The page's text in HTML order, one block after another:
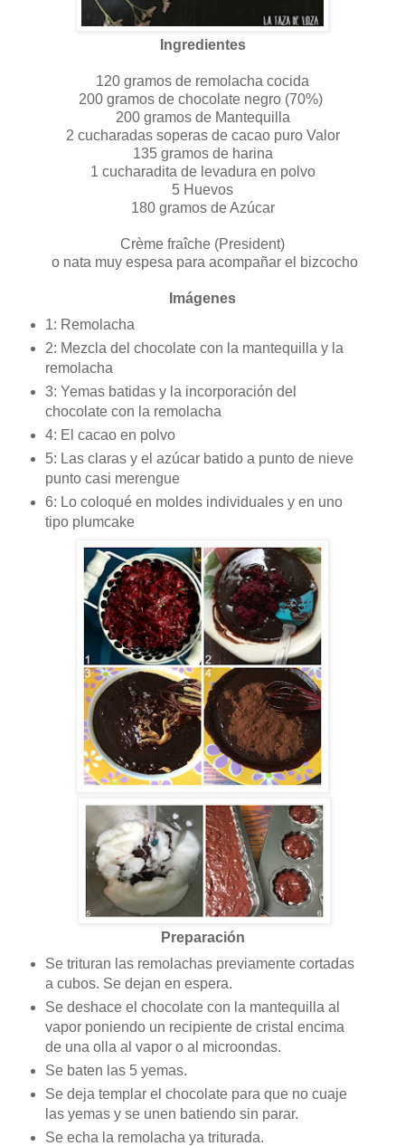
Ingredientes
120 gramos de remolacha cocida
200 gramos de chocolate negro (70%)
200 gramos de Mantequilla
2 cucharadas soperas de cacao puro Valor
135 gramos de harina
1 cucharadita de levadura en polvo
5 Huevos
180 gramos de Azúcar
Crème fraîche (President)
o nata muy espesa para acompañar el bizcocho
Imágenes
1: Remolacha
2: Mezcla del chocolate con la mantequilla y la
remolacha
3: Yemas batidas y la incorporación del
chocolate con la remolacha
4: El cacao en polvo
5: Las claras y el azúcar batido a punto de nieve
punto casi merengue
6: Lo coloqué en moldes individuales y en uno
tipo plumcake
Preparación
Se trituran las remolachas previamente cortadas
a cubos. Se dejan en espera.
Se deshace el chocolate con la mantequilla al
vapor poniendo un recipiente de cristal encima
de una olla al vapor o al microondas.
Se baten las 5 yemas.
Se deja templar el chocolate para que no cuaje
las yemas y se unen batiendo sin parar.
Se echa la remolacha ya triturada.